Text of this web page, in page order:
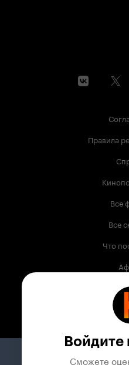
Правила
Все
Все
Что
Служба
Войдите
Сможете